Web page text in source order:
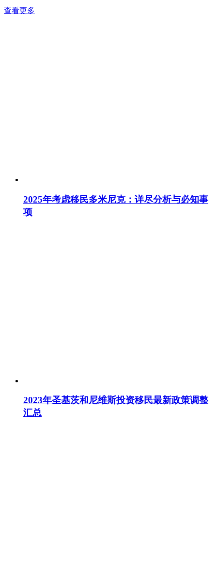
查看更多
2025年考虑移民多米尼克：详尽分析与必知事
项
2023年圣基茨和尼维斯投资移民最新政策调整
汇总